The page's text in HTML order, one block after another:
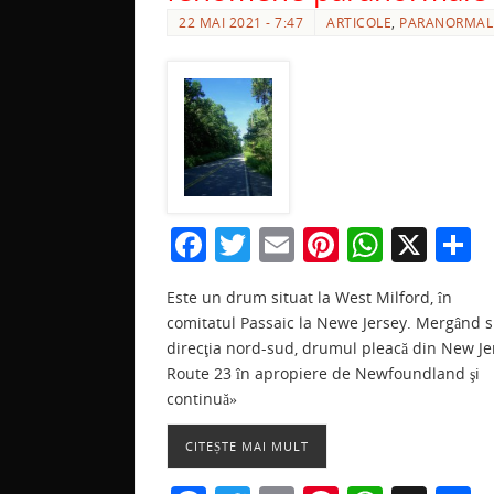
22 MAI 2021 - 7:47 ARTICOLE PARANORMAL
F
c
e
b
o
o
T
itt
er
E
m
ai
l
Pi
nt
er
e
st
W
h
at
s
A
X
a
Este un drum situat la West Milford, în
comitatul Passaic la Newe Jersey. Mergând
direcţia nord-sud, drumul pleacă din New
Route 23 în apropiere de Newfoundland şi
continuă»
CITEȘTE MAI MULT